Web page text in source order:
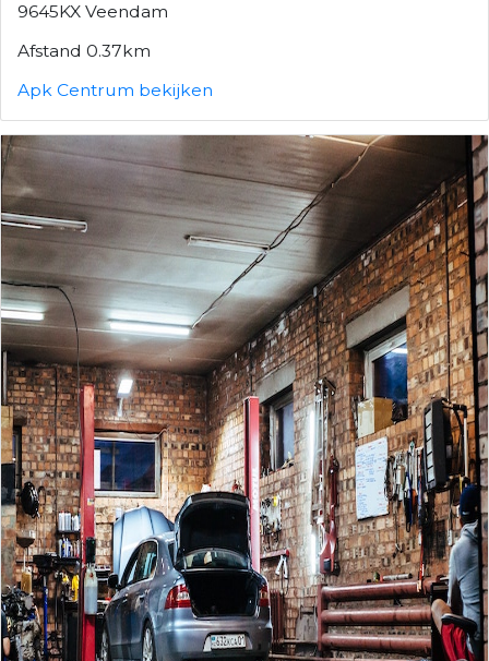
9645KX Veendam
Afstand 0.37km
Apk Centrum bekijken